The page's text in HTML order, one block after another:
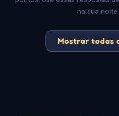
na sua
Mostrar todas